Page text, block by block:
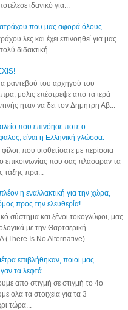
ιδανικό για...
που μας αφορά όλους...
λες και έχει επινοηθεί για μας.
διδακτική.
ραντεβού του αρχηγού του
μόλις επέστρεψε από τα ιερά
ήταν να δει τον Δημήτρη Αβ...
που επινόησε ποτε ο
είναι η Ελληνική γλώσσα.
που υιοθετίσατε με περίσσια
επικοινωνίας που σας πλάσαραν τα
τάξης πρα...
η εναλλακτική για την χώρα,
προς την ελευθερία!
σύστημα και ξένοι τοκογλύφοι, μας
με την Θαρτσερική
(There Is No Alternative). ...
επιβλήθηκαν, ποιοι μας
τα λεφτά...
απο στιγμή σε στιγμή το 4ο
όλα τα στοιχεία για τα 3
τώρα...